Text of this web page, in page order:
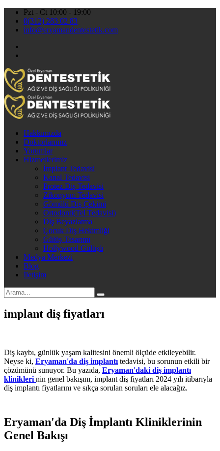
Pzt - Ct 10:00 - 19:00
0(312) 283 02 83
info@eryamandentestetik.com
Hakkımızda
Doktorlarımız
Yorumlar
Hizmetlerimiz
İmplant Tedavisi
Kanal Tedavisi
Protez Diş Tedavisi
Zikonyum Tedavisi
Gömülü Diş Çekimi
Ortodonti(Tel Tedavisi)
Diş Beyazlatma
Çocuk Diş Hekimliği
Gülüş Tasarımı
Hollywood Gülüşü
Medya Merkezi
Blog
İletişim
implant diş fiyatları
Diş kaybı, günlük yaşam kalitesini önemli ölçüde etkileyebilir.
Neyse ki, Eryaman'da diş implantı tedavisi, bu sorunun etkili bir
çözümünü sunuyor. Bu yazıda, Eryaman'daki diş implantı
klinikleri nin genel bakışını, implant diş fiyatları 2024 yılı itibarıyla
diş implantı fiyatlarını ve sıkça sorulan soruları ele alacağız.
Eryaman'da Diş İmplantı Kliniklerinin
Genel Bakışı